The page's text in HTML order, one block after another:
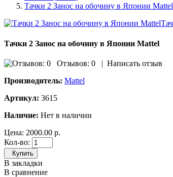
Тачки 2 Занос на обочину в Японии Mattel
Тачки 2 Занос на обочину в Японии Mattel
Отзывов: 0 | Написать отзыв
Производитель: Mattel
Артикул: 3615
Наличие: Нет в наличии
Цена: 2000.00 р.
Кол-во:
Купить
В закладки
В сравнение